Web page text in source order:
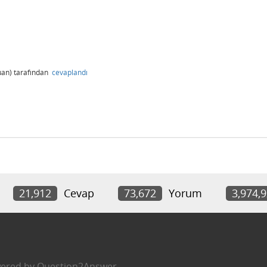
tarafından cevaplandı
21,912 Cevap 73,672 Yorum